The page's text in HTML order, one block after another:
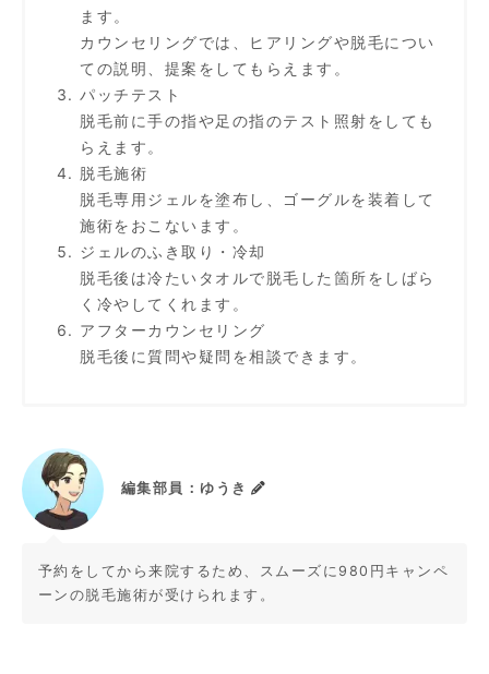
ます。
カウンセリングでは、ヒアリングや脱毛につい
ての説明、提案をしてもらえます。
パッチテスト
脱毛前に手の指や足の指のテスト照射をしても
らえます。
脱毛施術
脱毛専用ジェルを塗布し、ゴーグルを装着して
施術をおこないます。
ジェルのふき取り・冷却
脱毛後は冷たいタオルで脱毛した箇所をしばら
く冷やしてくれます。
アフターカウンセリング
脱毛後に質問や疑問を相談できます。
編集部員：ゆうき
予約をしてから来院するため、スムーズに980円キャンペ
ーンの脱毛施術が受けられます。